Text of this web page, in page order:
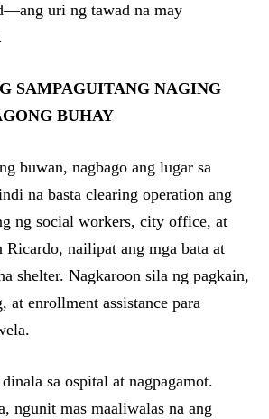
uri ng tawad na may
SAMPAGUITANG NAGING
BUHAY
buwan, nagbago ang lugar sa
na basta clearing operation ang
ng social workers, city office, at
nailipat ang mga bata at
shelter. Nagkaroon sila ng pagkain,
at enrollment assistance para
sa ospital at nagpagamot.
ngunit mas maaliwalas na ang